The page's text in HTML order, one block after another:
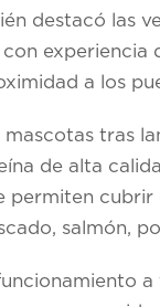
destacó las
experiencia
a los
tras
de alta
cubrir
salmón,